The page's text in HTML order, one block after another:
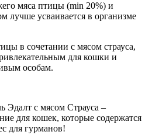
мяса птицы (min 20%) и
лучше усваивается в организме
в сочетании с мясом страуса,
для кошки и
особам.
Эдалт с мясом Страуса –
для кошек, которые содержатся
для гурманов!